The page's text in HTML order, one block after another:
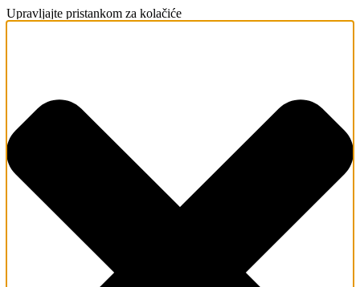
Upravljajte pristankom za kolačiće